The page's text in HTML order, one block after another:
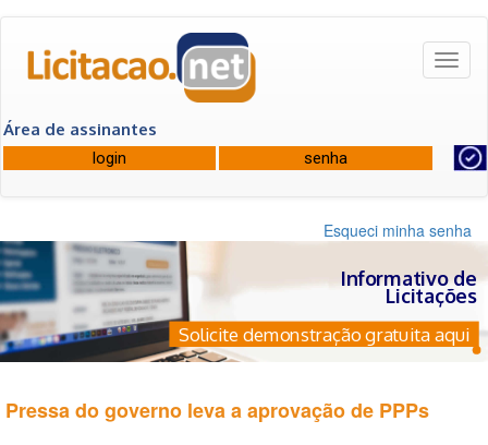
Área de assinantes
Esqueci minha senha
Informativo de
Licitações
Solicite demonstração gratuita aqui
Pressa do governo leva a aprovação de PPPs